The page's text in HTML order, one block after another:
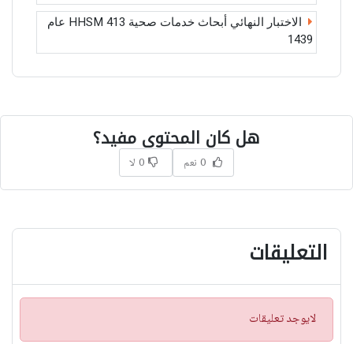
الاختبار النهائي أبحاث خدمات صحية HHSM 413 عام
1439
هل كان المحتوى مفيد؟
0 نعم 0 لا
التعليقات
ت
ن
لايوجد تعليقات